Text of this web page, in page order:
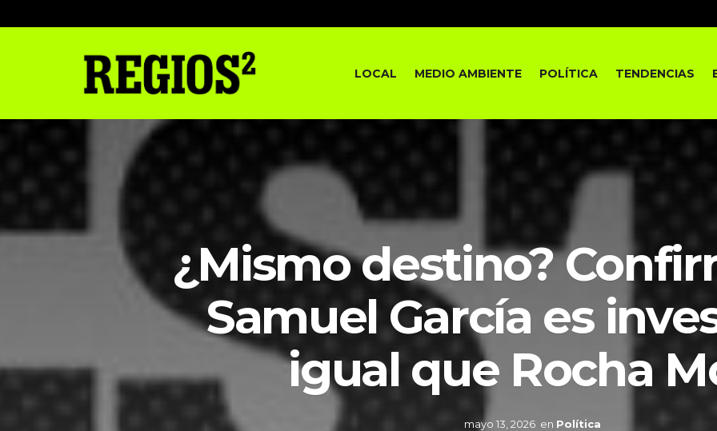
LOCAL MEDIO AMBIENTE POLÍTICA TENDENCIAS
¿Mismo destino?
Samuel García es
igual que Rocha
mayo 13, 2026 en Política